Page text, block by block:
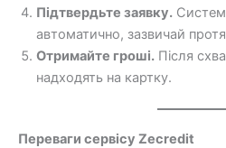
Підтвердьте заявку.
автоматично, зазвичай
Отримайте гроші. Після
надходять на картку.
Переваги сервісу Zecredit